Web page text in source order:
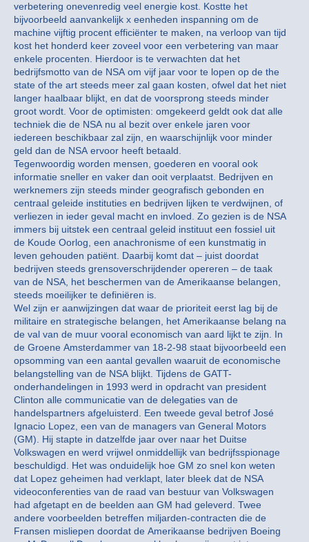
verbetering onevenredig veel energie kost. Kostte het
bijvoorbeeld aanvankelijk x eenheden inspanning om de
machine vijftig procent efficiënter te maken, na verloop van tijd
kost het honderd keer zoveel voor een verbetering van maar
enkele procenten. Hierdoor is te verwachten dat het
bedrijfsmotto van de NSA om vijf jaar voor te lopen op de the
state of the art steeds meer zal gaan kosten, ofwel dat het niet
langer haalbaar blijkt, en dat de voorsprong steeds minder
groot wordt. Voor de optimisten: omgekeerd geldt ook dat alle
techniek die de NSA nu al bezit over enkele jaren voor
iedereen beschikbaar zal zijn, en waarschijnlijk voor minder
geld dan de NSA ervoor heeft betaald.
Tegenwoordig worden mensen, goederen en vooral ook
informatie sneller en vaker dan ooit verplaatst. Bedrijven en
werknemers zijn steeds minder geografisch gebonden en
centraal geleide instituties en bedrijven lijken te verdwijnen, of
verliezen in ieder geval macht en invloed. Zo gezien is de NSA
immers bij uitstek een centraal geleid instituut een fossiel uit
de Koude Oorlog, een anachronisme of een kunstmatig in
leven gehouden patiënt. Daarbij komt dat – juist doordat
bedrijven steeds grensoverschrijdender opereren – de taak
van de NSA, het beschermen van de Amerikaanse belangen,
steeds moeilijker te definiëren is.
Wel zijn er aanwijzingen dat waar de prioriteit eerst lag bij de
militaire en strategische belangen, het Amerikaanse belang na
de val van de muur vooral economisch van aard lijkt te zijn. In
de Groene Amsterdammer van 18-2-98 staat bijvoorbeeld een
opsomming van een aantal gevallen waaruit de economische
belangstelling van de NSA blijkt. Tijdens de GATT-
onderhandelingen in 1993 werd in opdracht van president
Clinton alle communicatie van de delegaties van de
handelspartners afgeluisterd. Een tweede geval betrof José
Ignacio Lopez, een van de managers van General Motors
(GM). Hij stapte in datzelfde jaar over naar het Duitse
Volkswagen en werd vrijwel onmiddellijk van bedrijfsspionage
beschuldigd. Het was onduidelijk hoe GM zo snel kon weten
dat Lopez geheimen had verklapt, later bleek dat de NSA
videoconferenties van de raad van bestuur van Volkswagen
had afgetapt en de beelden aan GM had geleverd. Twee
andere voorbeelden betreffen miljarden-contracten die de
Fransen misliepen doordat de Amerikaanse bedrijven Boeing